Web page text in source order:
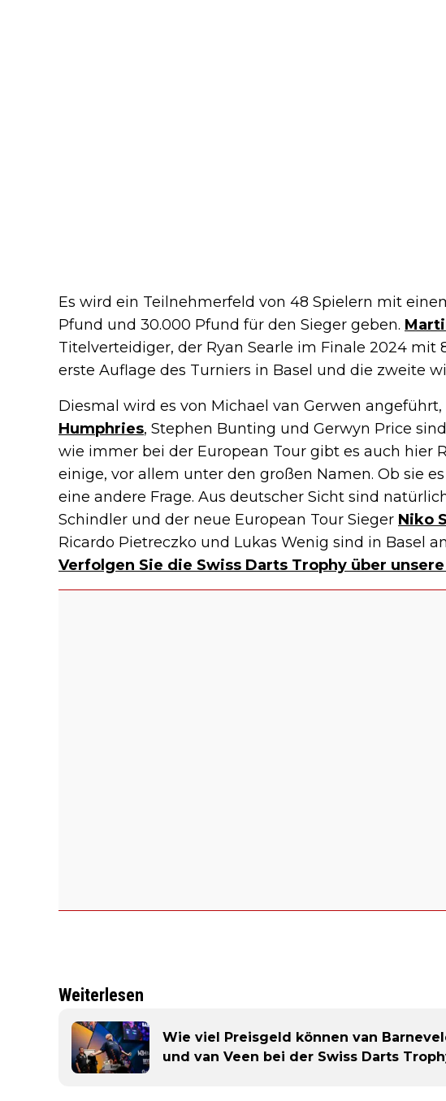
Es wird ein Teilnehmerfeld von 48 Spielern mit
Pfund und 30.000 Pfund für den Sieger geben.
Titelverteidiger, der Ryan Searle im Finale 2024 mit
erste Auflage des Turniers in Basel und die zweite
Diesmal wird es von Michael van Gerwen angeführt,
Humphries, Stephen Bunting und Gerwyn Price
wie immer bei der European Tour gibt es auch hier
einige, vor allem unter den großen Namen. Ob sie
eine andere Frage. Aus deutscher Sicht sind
Schindler und der neue European Tour Sieger Niko
Ricardo Pietreczko und Lukas Wenig sind in Basel
Verfolgen Sie die Swiss Darts Trophy über
Weiterlesen
Wie viel Preisgeld können van
und van Veen bei der Swiss Darts